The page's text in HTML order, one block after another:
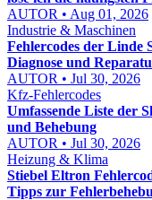
AUTOR • Aug 01, 2026
Industrie & Maschinen
Fehlercodes der Linde
Diagnose und
AUTOR • Jul 30, 2026
Kfz-Fehlercodes
Umfassende Liste der
und Behebung
AUTOR • Jul 30, 2026
Heizung & Klima
Stiebel Eltron
Tipps zur